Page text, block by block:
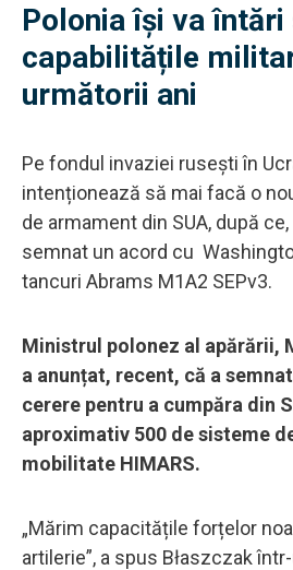
Polonia își va
capabilitățile
următorii ani
Pe fondul invaziei rusești în
intenționează să mai facă o
de armament din SUA, după ce,
semnat un acord cu
tancuri Abrams M1A2 SEPv3.
Ministrul polonez al apărării,
a anunțat, recent, că a
cerere pentru a cumpăra din
aproximativ 500 de sisteme
mobilitate HIMARS.
„Mărim capacitățile forțelor
artilerie”, a spus Błaszczak